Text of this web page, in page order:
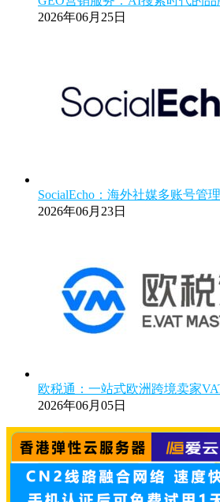
2026年06月25日
SocialEcho：海外社媒多账号管
2026年06月23日
欧税通：一站式欧洲跨境卖家
2026年06月05日